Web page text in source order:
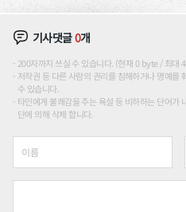
기사댓글0개
200자까지 쓰실 수 있습니다. (현재 0 byte / 최대
저작권 등 다른 사람의 권리를 침해하거나 명예를
수 있습니다.
타인에게 불쾌감을 주는 욕설 등 비하하는 단어가
단에 의해 삭제 합니다.